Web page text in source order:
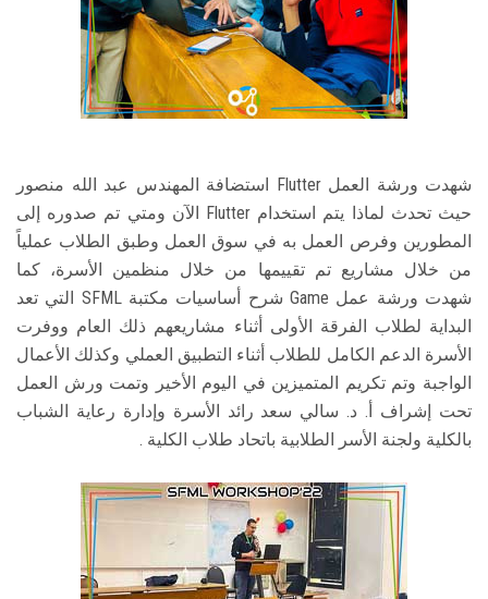
شهدت ورشة العمل Flutter استضافة المهندس عبد الله منصور
حيث تحدث لماذا يتم استخدام Flutter الآن ومتي تم صدوره إلى
المطورين وفرص العمل به في سوق العمل وطبق الطلاب عملياً
من خلال مشاريع تم تقييمها من خلال منظمين الأسرة، كما
شهدت ورشة عمل Game شرح أساسيات مكتبة SFML التي تعد
البداية لطلاب الفرقة الأولى أثناء مشاريعهم ذلك العام ووفرت
الأسرة الدعم الكامل للطلاب أثناء التطبيق العملي وكذلك الأعمال
الواجبة وتم تكريم المتميزين في اليوم الأخير وتمت ورش العمل
تحت إشراف أ. د. سالي سعد رائد الأسرة وإدارة رعاية الشباب
بالكلية ولجنة الأسر الطلابية باتحاد طلاب الكلية .